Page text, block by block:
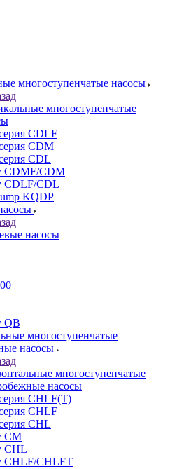
многоступенчатые насосы
многоступенчатые
CDLF
CDM
CDL
CDMF/CDM
CDLF/CDL
KQDP
насосы
QB
многоступенчатые
насосы
многоступенчатые
насосы
CHLF(T)
CHLF
CHL
CM
CHL
CHLF/CHLFT